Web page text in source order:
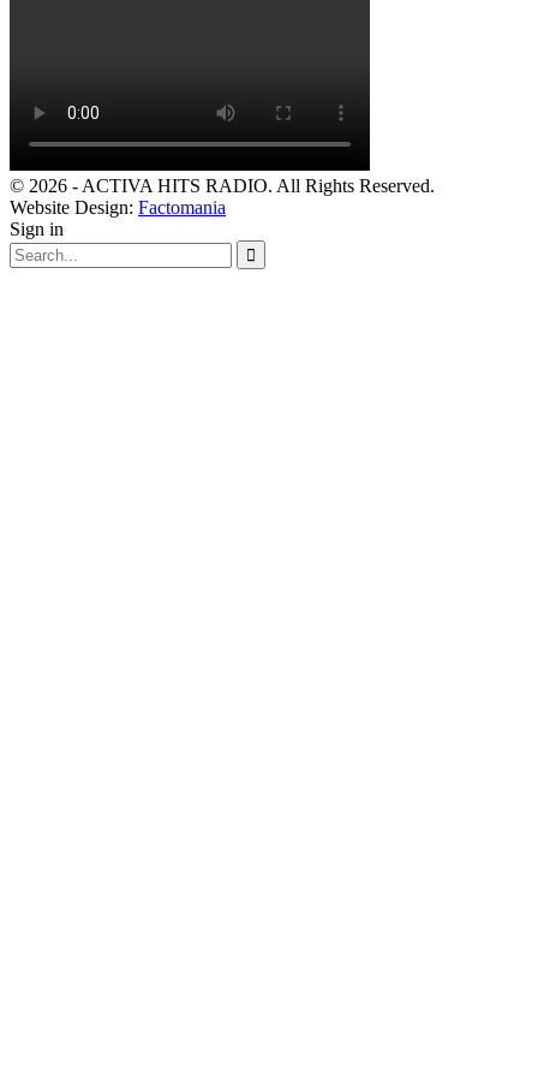
© 2026 - ACTIVA HITS RADIO. All Rights Reserved.
Website Design: Factomania
Sign in